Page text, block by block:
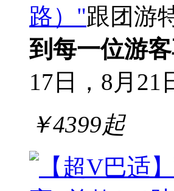
路）"跟团游
到每一位游客
17日，8月21
￥4399起